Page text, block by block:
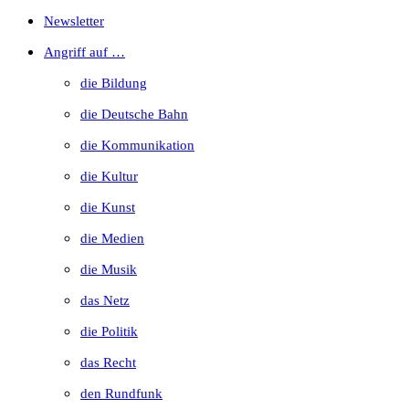
search
panel.
Newsletter
Angriff auf …
die Bildung
die Deutsche Bahn
die Kommunikation
die Kultur
die Kunst
die Medien
die Musik
das Netz
die Politik
das Recht
den Rundfunk